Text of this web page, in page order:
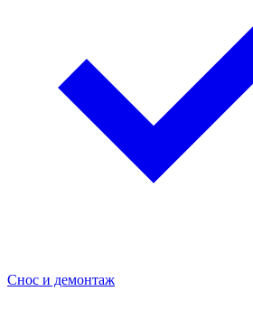
Снос и демонтаж